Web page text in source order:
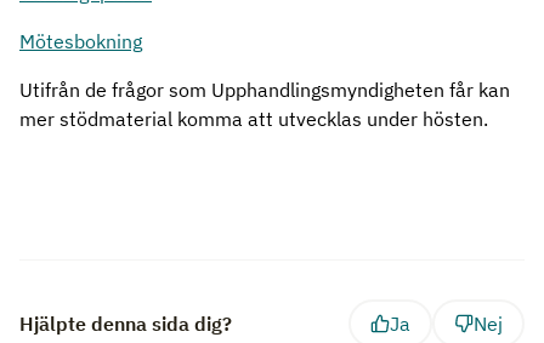
Mötesbokning
Utifrån de frågor som Upphandlingsmyndigheten får kan
mer stödmaterial komma att utvecklas under hösten.
Hjälpte denna sida dig? Ja Nej